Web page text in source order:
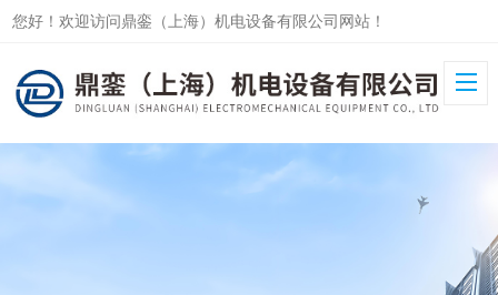
您好！欢迎访问鼎銮（上海）机电设备有限公司网站！